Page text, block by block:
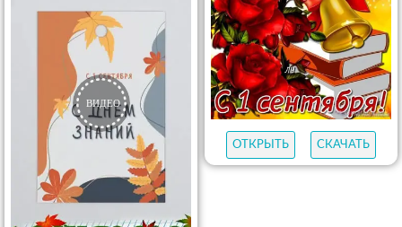
ОТКРЫТЬ СКАЧАТЬ